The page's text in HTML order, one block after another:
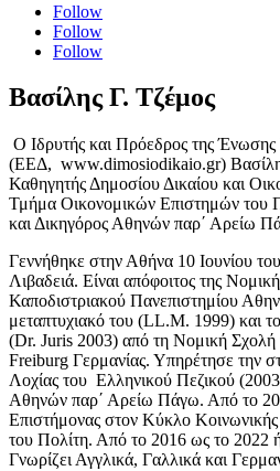
Follow
Follow
Follow
Βασίλης Γ. Τζέμος
Ο Ιδρυτής και Πρόεδρος της
(ΕΕΔ, www.dimosiodikaio.gr)
Καθηγητής Δημοσίου Δικαίου και
Τμήμα Οικονομικών Επιστημών του
και Δικηγόρος Αθηνών παρ΄ Αρείω
Γεννήθηκε στην Αθήνα 10 Ιουνίου
Λιβαδειά. Είναι απόφοιτος της
Καποδιστριακού Πανεπιστημίου
μεταπτυχιακό του (LL.M. 1999) και
(Dr. Juris 2003) από τη Νομική Σχολή
Freiburg Γερμανίας. Υπηρέτησε την
Λοχίας του Ελληνικού Πεζικού
Αθηνών παρ΄ Αρείω Πάγω. Από το
Επιστήμονας στον Κύκλο
του Πολίτη. Από το 2016 ως το
Γνωρίζει Αγγλικά, Γαλλικά και